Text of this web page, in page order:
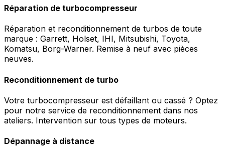
Réparation de turbocompresseur
Réparation et reconditionnement de turbos de toute
marque : Garrett, Holset, IHI, Mitsubishi, Toyota,
Komatsu, Borg-Warner. Remise à neuf avec pièces
neuves.
Reconditionnement de turbo
Votre turbocompresseur est défaillant ou cassé ? Optez
pour notre service de reconditionnement dans nos
ateliers. Intervention sur tous types de moteurs.
Dépannage à distance